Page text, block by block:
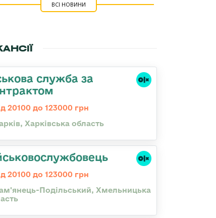
ВСІ НОВИНИ
служба за
20100 до 123000 грн
Харківська область
20100 до 123000 грн
Подільський, Хмельницька